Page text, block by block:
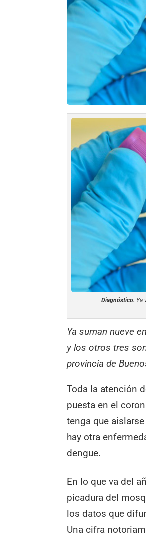
Diagnóstico. Ya
Ya suman nueve
y los otros tres
provincia de
Toda la atención
puesta en el
tenga que
hay otra
dengue.
En lo que va del
picadura del
los datos que
Una cifra